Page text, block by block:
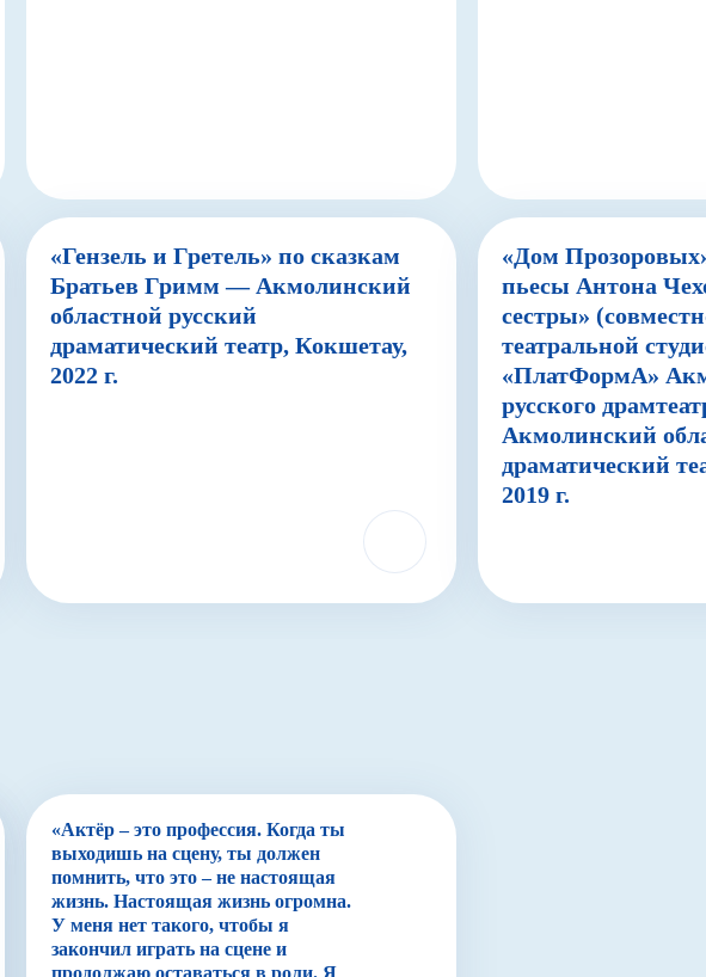
«Гензель и Гретель» по сказкам
Братьев Гримм — Акмолинский
областной русский
драматический театр, Кокшетау,
2022 г.
«Дом
пьесы Антона
сестры»
театральной
«ПлатФормА»
русского
Акмолинский
драматический
2019 г.
«Актёр – это профессия. Когда ты
выходишь на сцену, ты должен
помнить, что это – не настоящая
жизнь. Настоящая жизнь огромна.
У меня нет такого, чтобы я
закончил играть на сцене и
продолжаю оставаться в роли. Я